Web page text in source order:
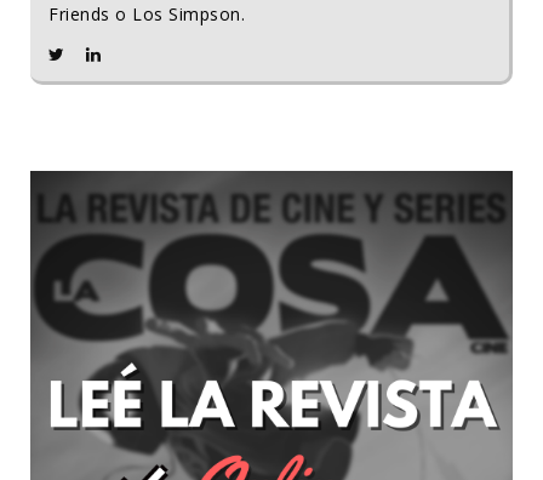
Friends o Los Simpson.